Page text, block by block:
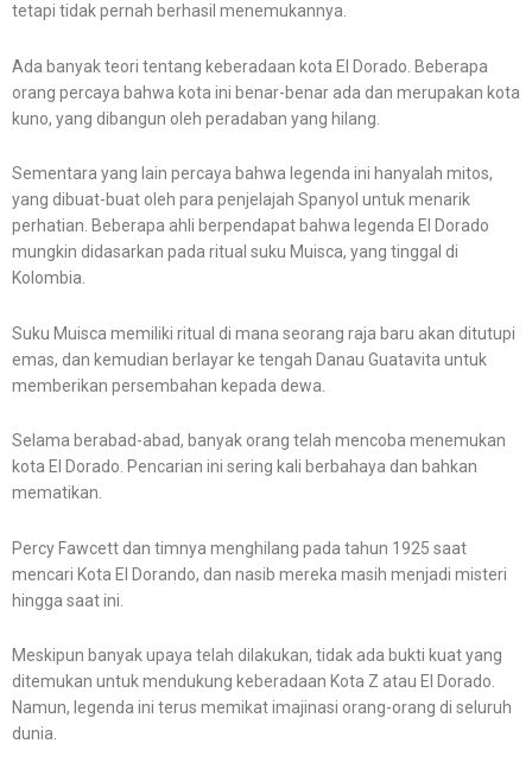
tetapi tidak pernah berhasil menemukannya.
Ada banyak teori tentang keberadaan kota El Dorado. Beberapa
orang percaya bahwa kota ini benar-benar ada dan merupakan kota
kuno, yang dibangun oleh peradaban yang hilang.
Sementara yang lain percaya bahwa legenda ini hanyalah mitos,
yang dibuat-buat oleh para penjelajah Spanyol untuk menarik
perhatian. Beberapa ahli berpendapat bahwa legenda El Dorado
mungkin didasarkan pada ritual suku Muisca, yang tinggal di
Kolombia.
Suku Muisca memiliki ritual di mana seorang raja baru akan ditutupi
emas, dan kemudian berlayar ke tengah Danau Guatavita untuk
memberikan persembahan kepada dewa.
Selama berabad-abad, banyak orang telah mencoba menemukan
kota El Dorado. Pencarian ini sering kali berbahaya dan bahkan
mematikan.
Percy Fawcett dan timnya menghilang pada tahun 1925 saat
mencari Kota El Dorando, dan nasib mereka masih menjadi misteri
hingga saat ini.
Meskipun banyak upaya telah dilakukan, tidak ada bukti kuat yang
ditemukan untuk mendukung keberadaan Kota Z atau El Dorado.
Namun, legenda ini terus memikat imajinasi orang-orang di seluruh
dunia.